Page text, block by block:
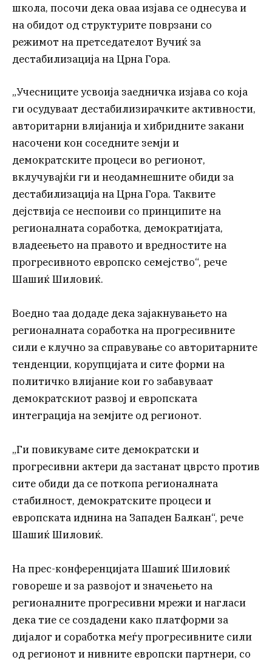
школа, посочи дека оваа изјава се однесува и
на обидот од структурите поврзани со
режимот на претседателот Вучиќ за
дестабилизација на Црна Гора.
„Учесниците усвоија заедничка изјава со која
ги осудуваат дестабилизирачките активности,
авторитарни влијанија и хибридните закани
насочени кон соседните земји и
демократските процеси во регионот,
вклучувајќи ги и неодамнешните обиди за
дестабилизација на Црна Гора. Таквите
дејствија се неспоиви со принципите на
регионалната соработка, демократијата,
владеењето на правото и вредностите на
прогресивното европско семејство“, рече
Шашиќ Шиловиќ.
Воедно таа додаде дека зајакнувањето на
регионалната соработка на прогресивните
сили е клучно за справување со авторитарните
тенденции, корупцијата и сите форми на
политичко влијание кои го забавуваат
демократскиот развој и европската
интеграција на земјите од регионот.
„Ги повикуваме сите демократски и
прогресивни актери да застанат цврсто против
сите обиди да се поткопа регионалната
стабилност, демократските процеси и
европската иднина на Западен Балкан“, рече
Шашиќ Шиловиќ.
На прес-конференцијата Шашиќ Шиловиќ
говореше и за развојот и значењето на
регионалните прогресивни мрежи и нагласи
дека тие се создадени како платформи за
дијалог и соработка меѓу прогресивните сили
од регионот и нивните европски партнери, со